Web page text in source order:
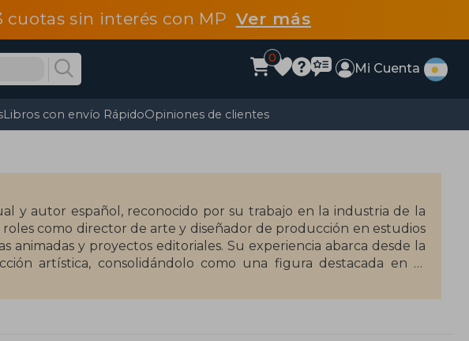
cuotas sin interés con MP Ver más
0
Mi Cuenta
Libros con envío RápidoOpiniones de clientes
y autor español, reconocido por su trabajo en la industria de la
como director de arte y diseñador de producción en estudios
y proyectos editoriales. Su experiencia abarca desde la
artística, consolidándolo como una figura destacada en el
Framed Ink: Drawing and Composition for Visual
1: Technical Perspective and Visual Storytelling (2016), que se